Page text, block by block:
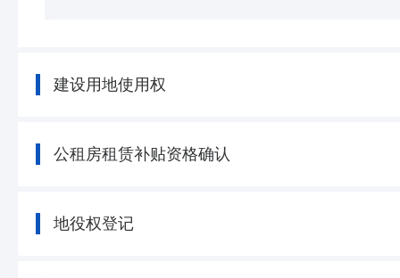
建设用地使用权
公租房租赁补贴资格确认
地役权登记